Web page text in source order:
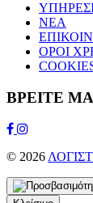
ΝΕΑ
ΟΡΟΙ
ΒΡΕΙΤΕ
Facebook
Instagram
© 2026